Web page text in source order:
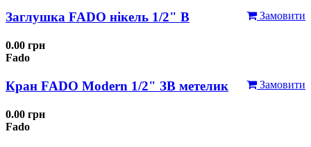
Замовити
Заглушка FADO нікель 1/2" В
0.00 грн
Fado
Замовити
Кран FADO Modern 1/2" ЗВ метелик
0.00 грн
Fado